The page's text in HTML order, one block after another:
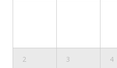
2 3 4